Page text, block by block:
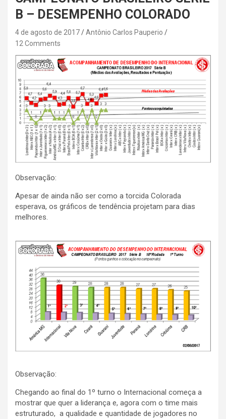
B – DESEMPENHO COLORADO
4 de agosto de 2017
Antônio Carlos Pauperio
12 Comments
Observação:
Apesar de ainda não ser como a torcida Colorada
esperava, os gráficos de tendência projetam para dias
melhores.
Observação:
Chegando ao final do 1º turno o Internacional começa a
mostrar que quer a liderança e, agora com o time mais
estruturado, a qualidade e quantidade de jogadores no